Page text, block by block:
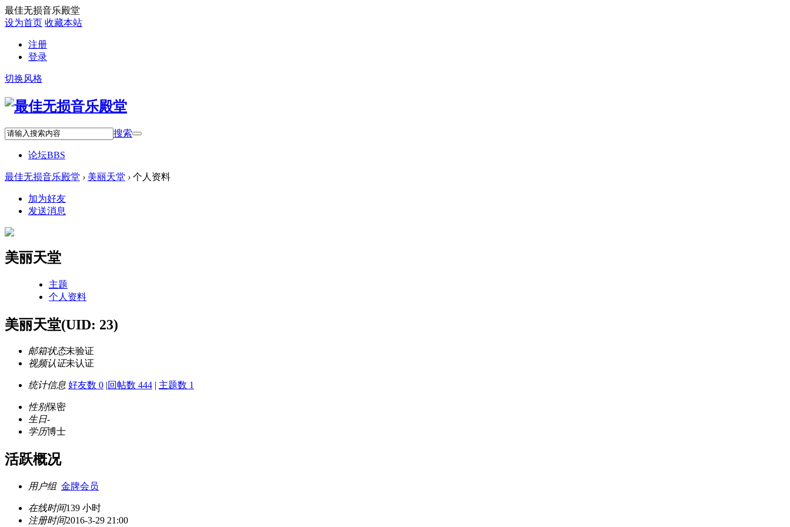
最佳无损音乐殿堂
设为首页 收藏本站
注册
登录
切换风格
搜索
论坛BBS
最佳无损音乐殿堂 › 美丽天堂 › 个人资料
加为好友
发送消息
美丽天堂
主题
个人资料
美丽天堂(UID: 23)
邮箱状态未验证
视频认证未认证
统计信息 好友数 0 |回帖数 444 | 主题数 1
性别保密
生日-
学历博士
活跃概况
用户组 金牌会员
在线时间139 小时
注册时间2016-3-29 21:00